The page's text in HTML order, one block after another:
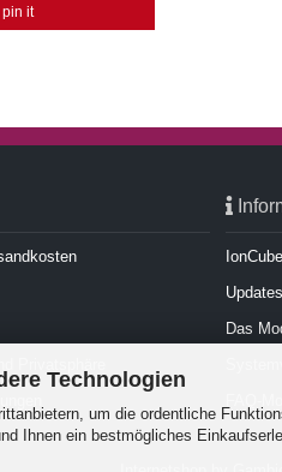
Technologien
um die ordentliche
Ihnen ein bestmögliches
pin it
IonCube
Das